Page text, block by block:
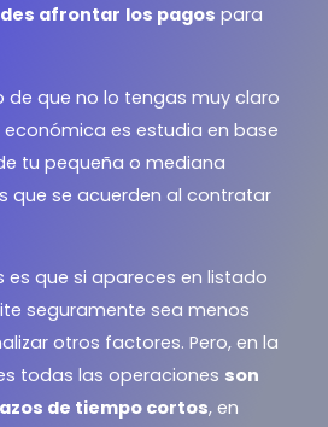
afrontar los pagos para
de que no lo tengas muy claro
es estudia en base
tu pequeña o mediana
que se acuerden al contratar
que si apareces en listado
seguramente sea menos
otros factores. Pero, en la
todas las operaciones son
de tiempo cortos, en